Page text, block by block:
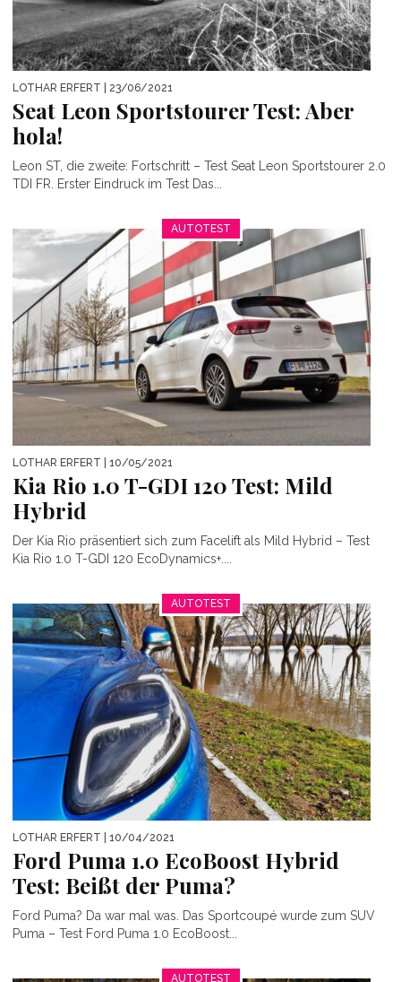
LOTHAR ERFERT | 23/06/2021
Seat Leon Sportstourer Test: Aber
hola!
Leon ST, die zweite: Fortschritt – Test Seat Leon Sportstourer 2.0
TDI FR. Erster Eindruck im Test Das...
AUTOTEST
LOTHAR ERFERT | 10/05/2021
Kia Rio 1.0 T-GDI 120 Test: Mild
Hybrid
Der Kia Rio präsentiert sich zum Facelift als Mild Hybrid – Test
Kia Rio 1.0 T-GDI 120 EcoDynamics+....
AUTOTEST
LOTHAR ERFERT | 10/04/2021
Ford Puma 1.0 EcoBoost Hybrid
Test: Beißt der Puma?
Ford Puma? Da war mal was. Das Sportcoupé wurde zum SUV
Puma – Test Ford Puma 1.0 EcoBoost...
AUTOTEST